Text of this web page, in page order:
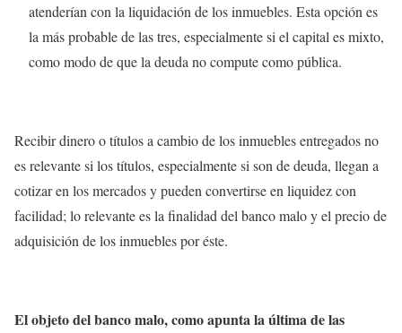
atenderían con la liquidación de los inmuebles. Esta opción es
la más probable de las tres, especialmente si el capital es mixto,
como modo de que la deuda no compute como pública.
Recibir dinero o títulos a cambio de los inmuebles entregados no
es relevante si los títulos, especialmente si son de deuda, llegan a
cotizar en los mercados y pueden convertirse en liquidez con
facilidad; lo relevante es la finalidad del banco malo y el precio de
adquisición de los inmuebles por éste.
El objeto del banco malo, como apunta la última de las